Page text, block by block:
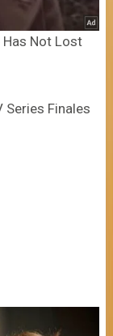
Has Not Lost
Series Finales